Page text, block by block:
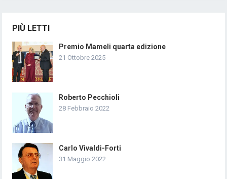
PIÙ LETTI
Premio Mameli quarta edizione
21 Ottobre 2025
Roberto Pecchioli
28 Febbraio 2022
Carlo Vivaldi-Forti
31 Maggio 2022